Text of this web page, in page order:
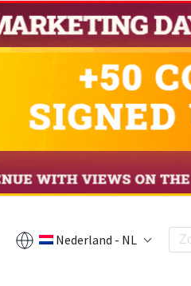
Nederland - NL